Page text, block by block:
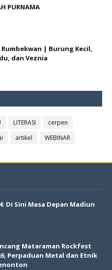
PURNAMA
| Burung Kecil,
dan Veznia
LITERASI
cerpen
artikel WEBINAR
Di Sini Masa Depan Madiun
Mataraman Rockfest
Perpaduan Metal dan Etnik